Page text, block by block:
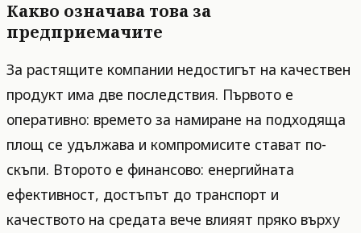
Какво означава това за
предприемачите
За растящите компании недостигът на качествен
продукт има две последствия. Първото е
оперативно: времето за намиране на подходяща
площ се удължава и компромисите стават по-
скъпи. Второто е финансово: енергийната
ефективност, достъпът до транспорт и
качеството на средата вече влияят пряко върху